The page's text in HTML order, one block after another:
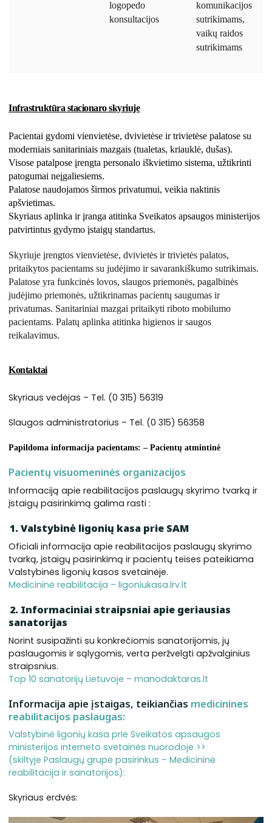
logopedo
konsultacijos
komunikacijos
sutrikimams,
vaikų raidos
sutrikimams
Infrastruktūra stacionaro skyriuje
Pacientai gydomi vienvietėse, dvivietėse ir trivietėse palatose su
moderniais sanitariniais mazgais (tualetas, kriauklė, dušas).
Visose patalpose įrengta personalo iškvietimo sistema, užtikrinti
patogumai neįgaliesiems.
Palatose naudojamos širmos privatumui, veikia naktinis
apšvietimas.
Skyriaus aplinka ir įranga atitinka Sveikatos apsaugos ministerijos
patvirtintus gydymo įstaigų standartus.
Skyriuje įrengtos vienvietėse, dvivietės ir trivietės palatos,
pritaikytos pacientams su judėjimo ir savarankiškumo sutrikimais.
Palatose yra funkcinės lovos, slaugos priemonės, pagalbinės
judėjimo priemonės, užtikrinamas pacientų saugumas ir
privatumas. Sanitariniai mazgai pritaikyti riboto mobilumo
pacientams. Palatų aplinka atitinka higienos ir saugos
reikalavimus.
Kontaktai
Skyriaus vedėjas – Tel. (0 315) 56319
Slaugos administratorius – Tel. (0 315) 56358
Papildoma informacija pacientams:–Pacientų atmintinė
Pacientų visuomeninės organizacijos
Informaciją apie reabilitacijos paslaugų skyrimo tvarką ir
įstaigų pasirinkimą galima rasti :
1. Valstybinė ligonių kasa prie SAM
Oficiali informacija apie reabilitacijos paslaugų skyrimo
tvarką, įstaigų pasirinkimą ir pacientų teises pateikiama
Valstybinės ligonių kasos svetainėje.
Medicininė reabilitacija – ligoniukasa.lrv.lt
2. Informaciniai straipsniai apie geriausias
sanatorijas
Norint susipažinti su konkrečiomis sanatorijomis, jų
paslaugomis ir sąlygomis, verta peržvelgti apžvalginius
straipsnius.
Top 10 sanatorijų Lietuvoje – manodaktaras.lt
Informacija apie įstaigas, teikiančias medicinines
reabilitacijos paslaugas:
Valstybinė ligonių kasa prie Sveikatos apsaugos
ministerijos interneto svetainės nuorodoje >>
(skiltyje Paslaugų grupė pasirinkus – Medicininė
reabilitacija ir sanatorijos):
Skyriaus erdvės: